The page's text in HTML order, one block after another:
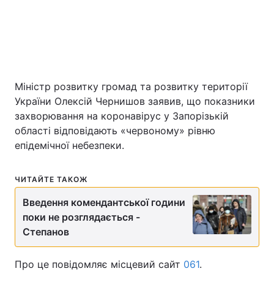
Одеса
Спорт Наука
Зброя Інциденти
Здоров'я
Цікавинки Погода
Міністр розвитку громад та розвитку території
України Олексій Чернишов заявив, що показники
захворювання на коронавірус у Запорізькій
області відповідають «червоному» рівню
епідемічної небезпеки.
ЧИТАЙТЕ ТАКОЖ
Введення комендантської години
поки не розглядається -
Степанов
Про це повідомляє місцевий сайт 061.